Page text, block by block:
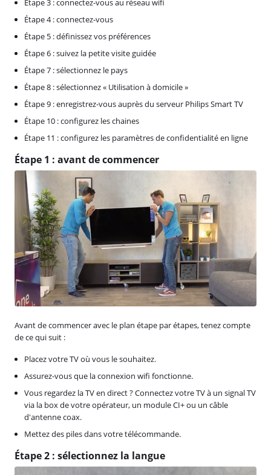
Étape 3 : connectez-vous au réseau wifi
Étape 4 : connectez-vous
Étape 5 : définissez vos préférences
Étape 6 : suivez la petite visite guidée
Étape 7 : sélectionnez le pays
Étape 8 : sélectionnez « Utilisation à domicile »
Étape 9 : enregistrez-vous auprès du serveur Philips Smart TV
Étape 10 : configurez les chaines
Étape 11 : configurez les paramètres de confidentialité en ligne
Étape 1 : avant de commencer
Avant de commencer avec le plan étape par étapes, tenez compte
de ce qui suit :
Placez votre TV où vous le souhaitez.
Assurez-vous que la connexion wifi fonctionne.
Vous regardez la TV en direct ? Connectez votre TV à un signal TV
via la box de votre opérateur, un module CI+ ou un câble
d'antenne coax.
Mettez des piles dans votre télécommande.
Étape 2 : sélectionnez la langue